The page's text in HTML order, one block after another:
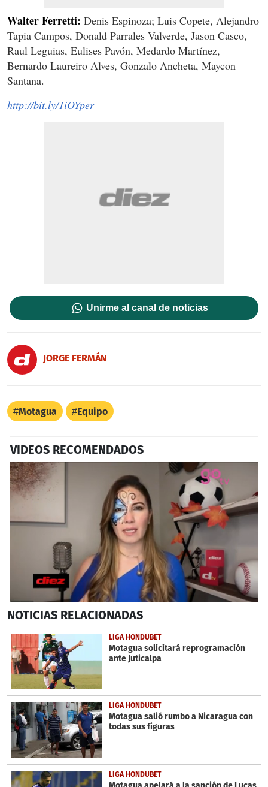
Walter Ferretti: Denis Espinoza; Luis Copete, Alejandro
Tapia Campos, Donald Parrales Valverde, Jason Casco,
Raul Leguias, Eulises Pavón, Medardo Martínez,
Bernardo Laureiro Alves, Gonzalo Ancheta, Maycon
Santana.
http://bit.ly/1iOYper
Unirme al canal de noticias
JORGE FERMÁN
Motagua Equipo
VIDEOS RECOMENDADOS
seconds
1
minute,
37
seconds
NOTICIAS RELACIONADAS
LIGA HONDUBET
Motagua solicitará reprogramación
ante Juticalpa
LIGA HONDUBET
Motagua salió rumbo a Nicaragua con
todas sus figuras
LIGA HONDUBET